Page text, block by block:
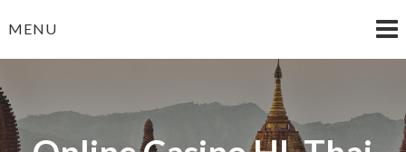
toMENU